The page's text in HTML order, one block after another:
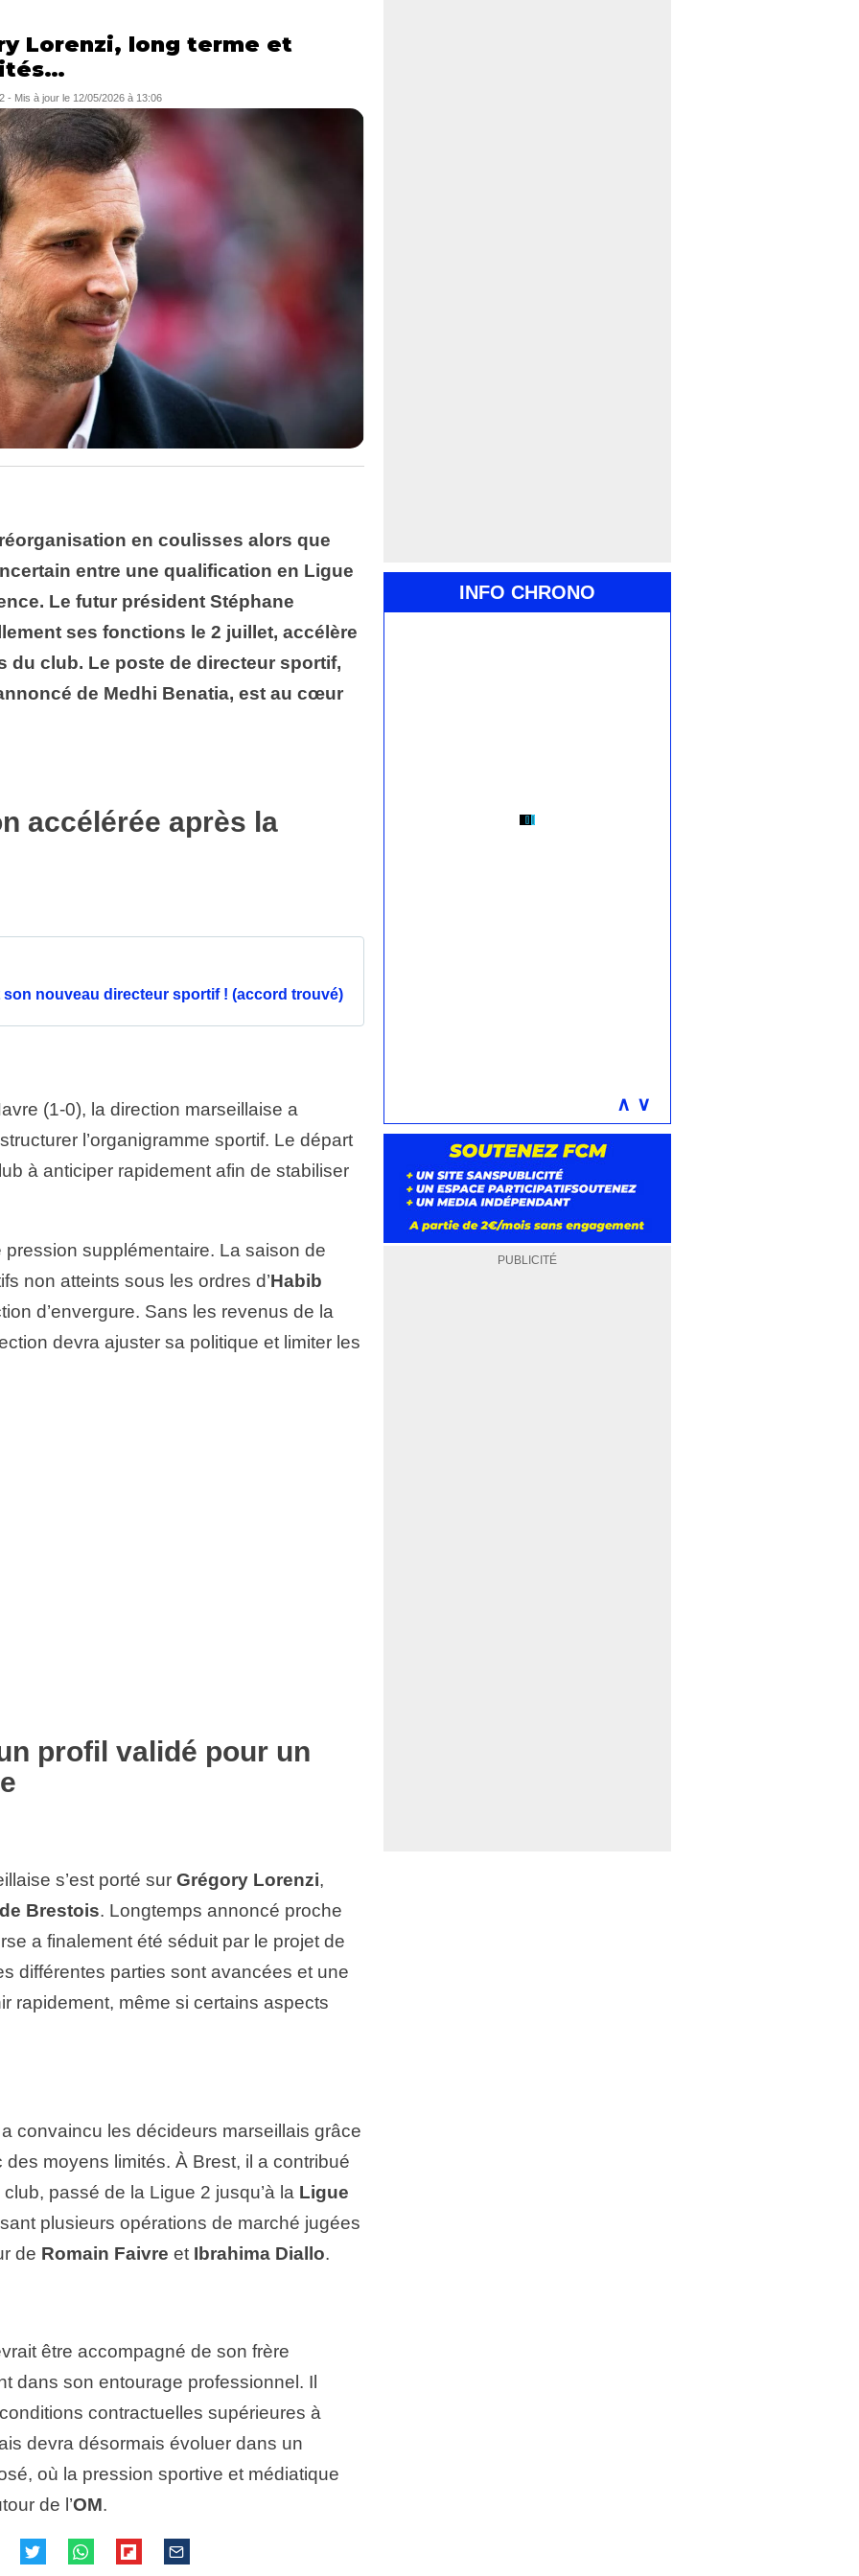
INFO CHRONO
∧ ∨
PUBLICITÉ
Lorenzi, long terme et
- Mis à jour le 12/05/2026 à 13:06
en coulisses alors que
entre une qualification en Ligue
Le futur président Stéphane
ses fonctions le 2 juillet, accélère
du club. Le poste de directeur sportif,
de Medhi Benatia, est au cœur
accélérée après la
son nouveau directeur sportif ! (accord trouvé)
(1-0), la direction marseillaise a
l’organigramme sportif. Le départ
à anticiper rapidement afin de stabiliser
supplémentaire. La saison de
non atteints sous les ordres d’Habib
d’envergure. Sans les revenus de la
devra ajuster sa politique et limiter les
profil validé pour un
s’est porté sur Grégory Lorenzi,
Brestois. Longtemps annoncé proche
a finalement été séduit par le projet de
différentes parties sont avancées et une
rapidement, même si certains aspects
convaincu les décideurs marseillais grâce
moyens limités. À Brest, il a contribué
passé de la Ligue 2 jusqu’à la Ligue
plusieurs opérations de marché jugées
de Romain Faivre et Ibrahima Diallo.
être accompagné de son frère
dans son entourage professionnel. Il
contractuelles supérieures à
devra désormais évoluer dans un
où la pression sportive et médiatique
de l’OM.